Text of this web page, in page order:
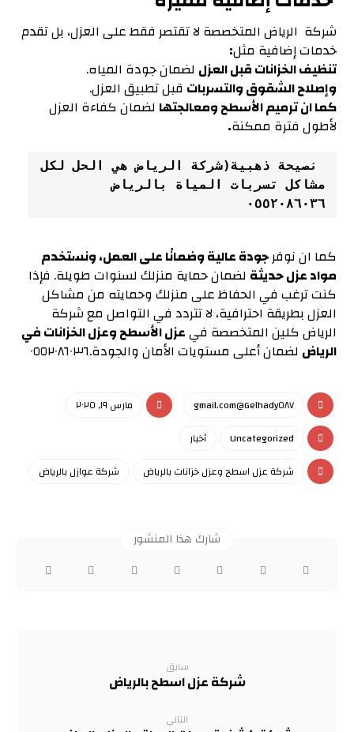
شركة الرياض المتخصصة لا تقتصر فقط على العزل، بل تقدم
خدمات إضافية مثل:
تنظيف الخزانات قبل العزل لضمان جودة المياه.
وإصلاح الشقوق والتسربات قبل تطبيق العزل.
كما ان ترميم الأسطح ومعالجتها لضمان كفاءة العزل
لأطول فترة ممكنة.
نصيحة ذهبية(شركة الرياض هي الحل لكل
مشاكل تسربات المياة بالرياض
٠٥٥٢٠٨٦٠٣٦
كما ان نوفرجودة عالية وضمانًا على العمل، ونستخدم
مواد عزل حديثة لضمان حماية منزلك لسنوات طويلة. فإذا
كنت ترغب في الحفاظ على منزلك وحمايته من مشاكل
العزل بطريقة احترافية، لا تتردد في التواصل مع شركة
الرياض كلين المتخصصة فيعزل الأسطح وعزل الخزانات في
الرياض لضمان أعلى مستويات الأمان والجودة.٠٥٥٢٠٨٦٠٣٦
Gelhady٥٨٧@gmail.com
مارس ١٩, ٢٠٢٥
Uncategorized
أخبار
شركة عزل اسطح وعزل خزانات بالرياض
شركة عوازل بالرياض
سابق
شركة عزل اسطح بالرياض
التالي